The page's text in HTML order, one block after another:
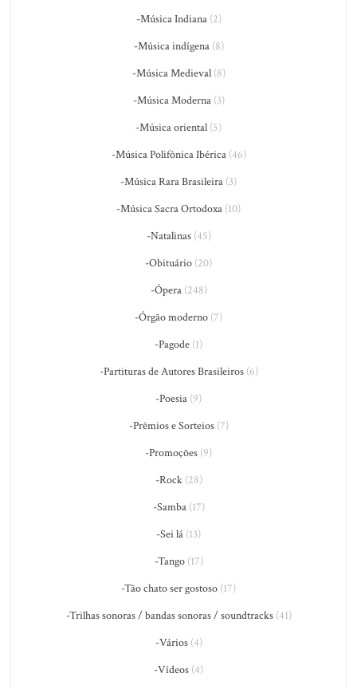
-Música Indiana(2)
-Música indígena(8)
-Música Medieval(8)
-Música Moderna(3)
-Música oriental (5)
-Música Polifônica Ibérica(46)
-Música Rara Brasileira (3)
-Música Sacra Ortodoxa (10)
-Natalinas(45)
-Obituário (20)
-Ópera(248)
-Órgão moderno (7)
-Pagode (1)
-Partituras de Autores Brasileiros(6)
-Poesia (9)
-Prêmios e Sorteios(7)
-Promoções (9)
-Rock(28)
-Samba(17)
-Sei lá (13)
-Tango(17)
-Tão chato ser gostoso (17)
-Trilhas sonoras / bandas sonoras / soundtracks(41)
-Vários(4)
-Vídeos (4)